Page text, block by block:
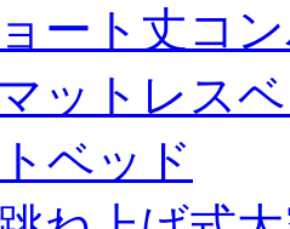
ート丈コ
ットレス
ベッド